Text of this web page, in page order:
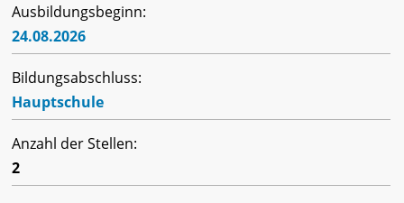
Ausbildungsbeginn:
24.08.2026
Bildungsabschluss:
Hauptschule
Anzahl der Stellen:
2